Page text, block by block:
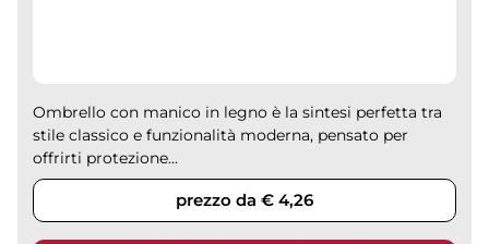
Ombrello con manico in legno è la sintesi perfetta tra
stile classico e funzionalità moderna, pensato per
offrirti protezione...
prezzo da € 4,26